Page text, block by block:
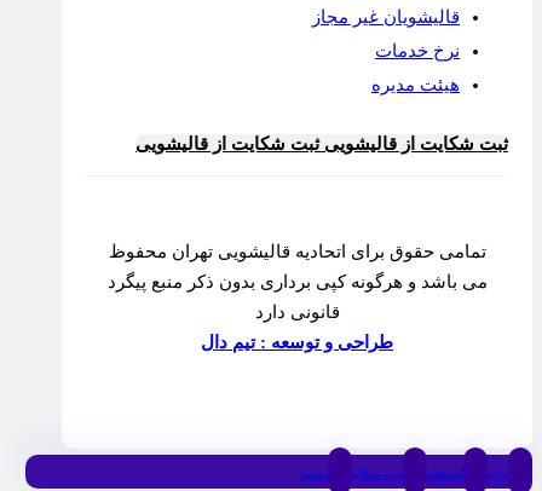
قالیشویان غیر مجاز
نرخ خدمات
هیئت مدیره
ثبت شکایت از قالیشوییثبت شکایت از قالیشویی
تمامی حقوق برای اتحادیه قالیشویی تهران محفوظ
می باشد و هرگونه کپی برداری بدون ذکر منبع پیگرد
قانونی دارد
طراحی و توسعه : تیم دال
خانه استعلام ثبت شکایت تماس